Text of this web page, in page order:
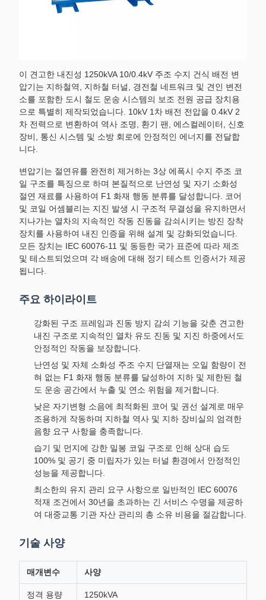
이 견고한 내진성 1250kVA 10/0.4kV 주조 수지 건식 배전 변
압기는 지하철역, 지하철 터널, 경전철 네트워크 및 견인 변전
소를 포함한 도시 철도 운송 시스템의 보조 전원 공급 장치용
으로 특별히 제작되었습니다. 10kV 1차 배전 전압을 0.4kV 2
차 전력으로 변환하여 역사 조명, 환기 팬, 에스컬레이터, 신호
장비, 통신 시스템 및 소방 회로에 안정적인 에너지를 전달합
니다.
변압기는 절연유를 완전히 제거하는 3상 에폭시 수지 주조 코
일 구조를 특징으로 하며 본질적으로 난연성 및 자기 소화성
절연 재료를 사용하여 F1 화재 행동 분류를 달성합니다. 코어
및 코일 어셈블리는 지진 발생 시 구조적 무결성을 유지하면서
지나가는 열차의 지속적인 작동 진동을 감쇠시키는 방진 장착
장치를 사용하여 내진 인증을 위해 설계 및 강화되었습니다.
모든 장치는 IEC 60076-11 및 동등한 국가 표준에 따라 제조
및 테스트되었으며 각 배송에 대해 정기 테스트 인증서가 제공
됩니다.
주요 하이라이트
강화된 구조 프레임과 진동 방지 감쇠 기능을 갖춘 견고한
내진 구조로 지속적인 열차 유도 진동 및 지진 하중에서도
안정적인 작동을 보장합니다.
난연성 및 자체 소화성 주조 수지 단열재는 오일 함량이 전
혀 없는 F1 화재 행동 분류를 달성하여 지하 및 제한된 철
도 운송 공간에서 누출 및 연소 위험을 제거합니다.
낮은 자기변형 소음에 최적화된 코어 및 권선 설계로 매우
조용하게 작동하며 지하철 역사 및 지하 장비실의 엄격한
음향 요구 사항을 충족합니다.
습기 및 먼지에 강한 밀봉 코일 구조로 인해 상대 습도
100% 및 공기 중 미립자가 있는 터널 환경에서 안정적인
성능을 제공합니다.
최소한의 유지 관리 요구 사항으로 일반적인 IEC 60076
적재 조건에서 30년을 초과하는 긴 서비스 수명을 제공하
여 대중교통 기관 자산 관리의 총 소유 비용을 절감합니다.
기술 사양
매개변수 사양
정격 용량 1250kVA